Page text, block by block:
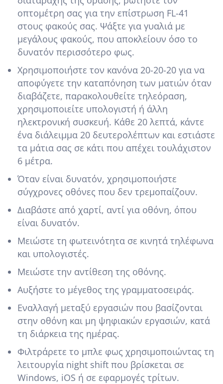
οπτομέτρη σας για την επίστρωση FL-41
στους φακούς σας. Ψάξτε για γυαλιά με
μεγάλους φακούς, που αποκλείουν όσο το
δυνατόν περισσότερο φως.
Χρησιμοποιήστε τον κανόνα 20-20-20 για να
αποφύγετε την καταπόνηση των ματιών όταν
διαβάζετε, παρακολουθείτε τηλεόραση,
χρησιμοποιείτε υπολογιστή ή άλλη
ηλεκτρονική συσκευή. Κάθε 20 λεπτά, κάντε
ένα διάλειμμα 20 δευτερολέπτων και εστιάστε
τα μάτια σας σε κάτι που απέχει τουλάχιστον
6 μέτρα.
Όταν είναι δυνατόν, χρησιμοποιήστε
σύγχρονες οθόνες που δεν τρεμοπαίζουν.
Διαβάστε από χαρτί, αντί για οθόνη, όπου
είναι δυνατόν.
Μειώστε τη φωτεινότητα σε κινητά τηλέφωνα
και υπολογιστές.
Μειώστε την αντίθεση της οθόνης.
Αυξήστε το μέγεθος της γραμματοσειράς.
Εναλλαγή μεταξύ εργασιών που βασίζονται
στην οθόνη και μη ψηφιακών εργασιών, κατά
τη διάρκεια της ημέρας.
Φιλτράρετε το μπλε φως χρησιμοποιώντας τη
λειτουργία night shift που βρίσκεται σε
Windows, iOS ή σε εφαρμογές τρίτων.